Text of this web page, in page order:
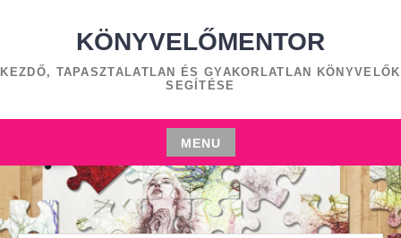
KÖNYVELŐMENTOR
KEZDŐ, TAPASZTALATLAN ÉS GYAKORLATLAN KÖNYVELŐK
SEGÍTÉSE
MENU
Skip
to
content